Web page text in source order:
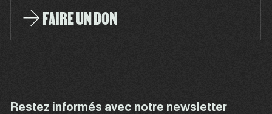
FAIRE UN DON
Restez informés avec notre newsletter